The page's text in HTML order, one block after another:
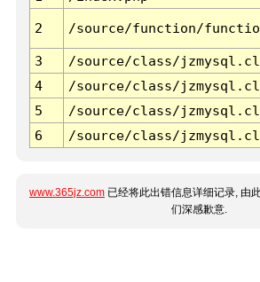
2 /source/function/
3 /source/class/
4
/source/class/
5
/source/class/
6
/source/class/
www.365jz.com 已经将此出错信息详细记录, 由
们深感歉意.